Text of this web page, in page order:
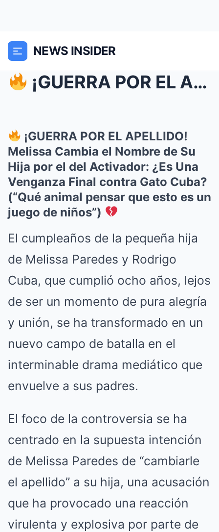
NEWS INSIDER
¡GUERRA POR EL APELLIDO! Melissa Cambia el Nombr...
¡GUERRA POR EL APELLIDO!
Melissa Cambia el Nombre de Su
Hija por el del Activador: ¿Es Una
Venganza Final contra Gato Cuba?
(“Qué animal pensar que esto es un
juego de niños”)
El cumpleaños de la pequeña hija
de Melissa Paredes y Rodrigo
Cuba, que cumplió ocho años, lejos
de ser un momento de pura alegría
y unión, se ha transformado en un
nuevo campo de batalla en el
interminable drama mediático que
envuelve a sus padres.
El foco de la controversia se ha
centrado en la supuesta intención
de Melissa Paredes de “cambiarle
el apellido” a su hija, una acusación
que ha provocado una reacción
virulenta y explosiva por parte de